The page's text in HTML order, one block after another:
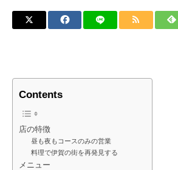
Contents
店の特徴
昼も夜もコースのみの営業
料理で伊賀の街を再発見する
メニュー